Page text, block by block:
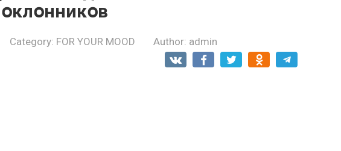
Category: FOR YOUR MOOD Author: admin